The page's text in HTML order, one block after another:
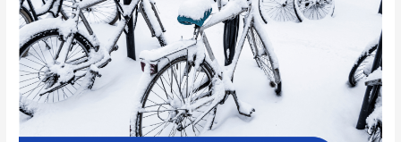
son
vélo
pour
l’hiver